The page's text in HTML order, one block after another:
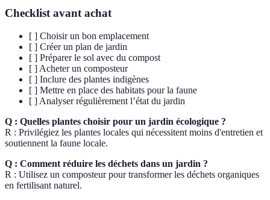
Checklist avant achat
[ ] Choisir un bon emplacement
[ ] Créer un plan de jardin
[ ] Préparer le sol avec du compost
[ ] Acheter un composteur
[ ] Inclure des plantes indigènes
[ ] Mettre en place des habitats pour la faune
[ ] Analyser régulièrement l’état du jardin
Q : Quelles plantes choisir pour un jardin écologique ?
R : Privilégiez les plantes locales qui nécessitent moins d'entretien et
soutiennent la faune locale.
Q : Comment réduire les déchets dans un jardin ?
R : Utilisez un composteur pour transformer les déchets organiques
en fertilisant naturel.